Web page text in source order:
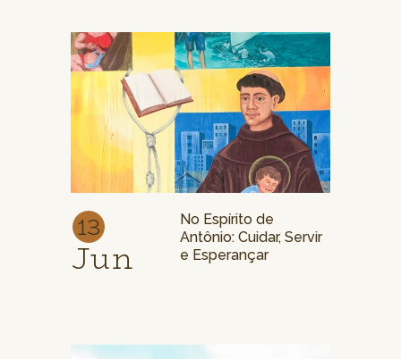
13
Jun
No Espírito de
Antônio: Cuidar, Servir
e Esperançar